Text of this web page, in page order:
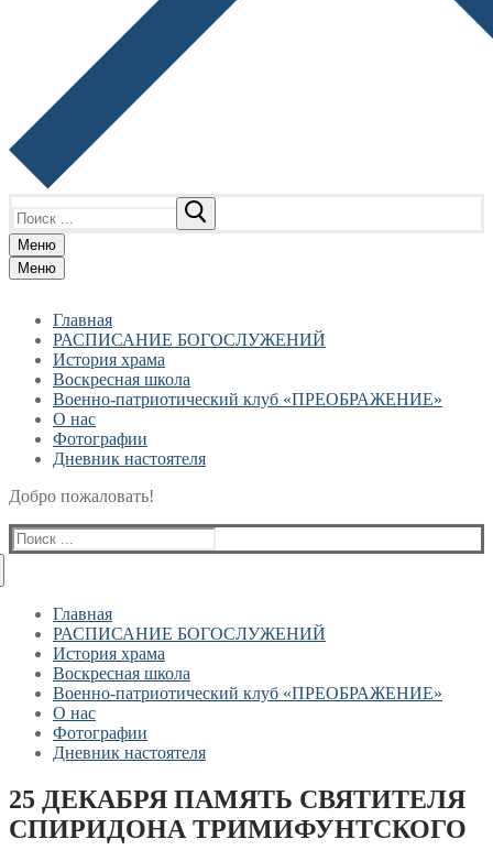
Меню
Меню
Главная
РАСПИСАНИЕ БОГОСЛУЖЕНИЙ
История храма
Воскресная школа
Военно-патриотический клуб «ПРЕОБРАЖЕНИЕ»
О нас
Фотографии
Дневник настоятеля
Добро пожаловать!
Найти:
Главная
РАСПИСАНИЕ БОГОСЛУЖЕНИЙ
История храма
Воскресная школа
Военно-патриотический клуб «ПРЕОБРАЖЕНИЕ»
О нас
Фотографии
Дневник настоятеля
25 ДЕКАБРЯ ПАМЯТЬ СВЯТИТЕЛЯ
СПИРИДОНА ТРИМИФУНТСКОГО